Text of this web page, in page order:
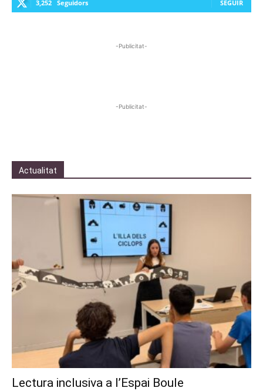
3,252 Seguidors SEGUIR
-Publicitat-
-Publicitat-
Actualitat
Lectura inclusiva a l’Espai Boule